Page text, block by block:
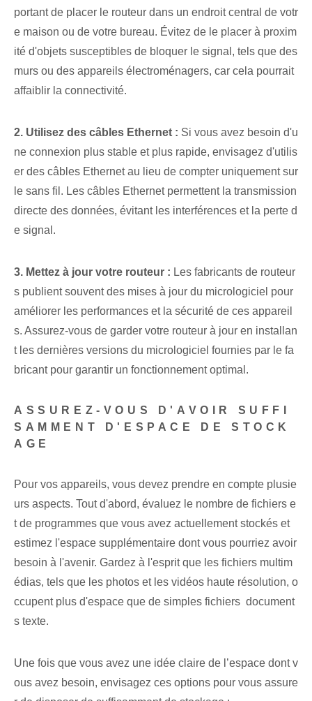
portant de placer le routeur dans un endroit central de votr
e maison ou de votre bureau. Évitez de le placer à proxim
ité d'objets susceptibles de bloquer le signal, tels que des
murs ou des appareils électroménagers, car cela pourrait
affaiblir la connectivité.
2. Utilisez des câbles Ethernet : Si vous avez besoin d'u
ne connexion plus stable et plus rapide, envisagez d'utilis
er des câbles Ethernet au lieu de compter uniquement sur
le sans fil. Les câbles Ethernet permettent la transmission
directe des données, évitant les interférences et la perte d
e signal.
3. Mettez à jour votre routeur : Les fabricants de routeur
s publient souvent des mises à jour du micrologiciel pour
améliorer les performances et la sécurité de ces appareil
s. Assurez-vous de garder votre routeur à jour en installan
t les dernières versions du micrologiciel fournies par le fa
bricant pour garantir un fonctionnement optimal.
ASSUREZ-VOUS D'AVOIR SUFFI
SAMMENT D'ESPACE DE STOCK
AGE
Pour vos appareils, vous devez prendre en compte plusie
urs aspects. Tout d'abord, évaluez le nombre de fichiers e
t de programmes que vous avez actuellement stockés et
estimez l'espace supplémentaire dont vous pourriez avoir
besoin à l'avenir. Gardez à l'esprit que les fichiers multim
édias, tels que les photos et les vidéos haute résolution, o
ccupent plus d'espace que de simples fichiers ⁤ document
s texte‍.
Une fois que vous avez une idée claire de l’espace dont v
ous avez besoin, envisagez ces options pour vous assure